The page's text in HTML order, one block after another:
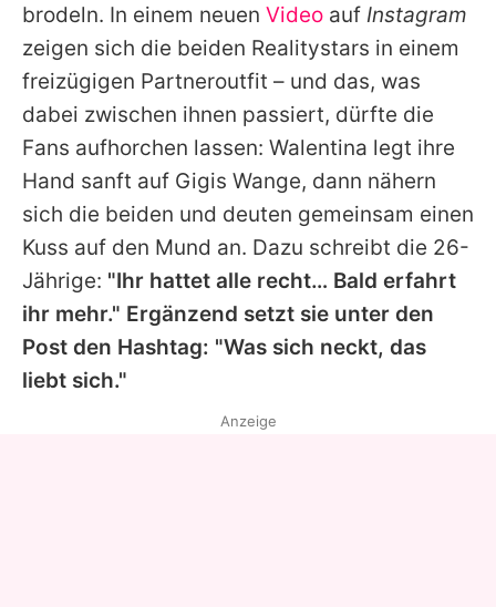
Nutzungsbedingungen
Utiq verwalten
brodeln. In einem neuen Video auf Instagram
zeigen sich die beiden Realitystars in einem
freizügigen Partneroutfit – und das, was
dabei zwischen ihnen passiert, dürfte die
Fans aufhorchen lassen: Walentina legt ihre
Hand sanft auf Gigis Wange, dann nähern
sich die beiden und deuten gemeinsam einen
Kuss auf den Mund an. Dazu schreibt die 26-
Jährige: "Ihr hattet alle recht… Bald erfahrt
ihr mehr." Ergänzend setzt sie unter den
Post den Hashtag: "Was sich neckt, das
liebt sich."
Anzeige